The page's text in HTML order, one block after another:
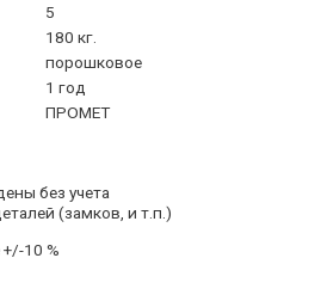
5
180 кг.
порошковое
1 год
ПРОМЕТ
без учета
(замков, и т.п.)
10 %